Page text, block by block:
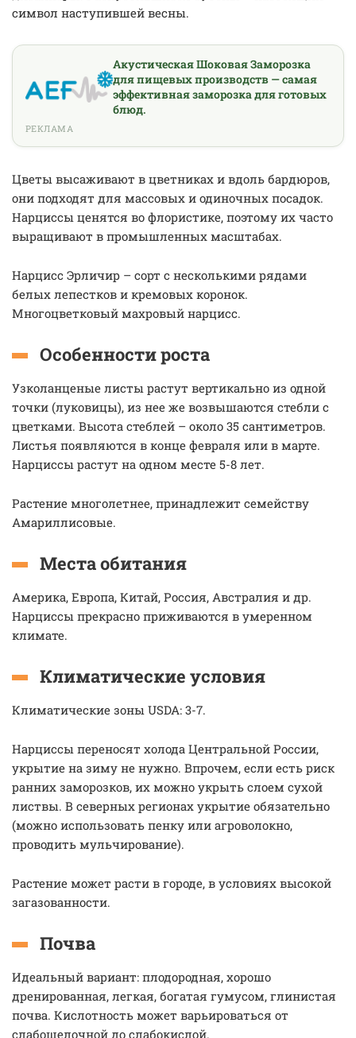
символ наступившей весны.
Акустическая Шоковая Заморозка
для пищевых производств — самая
эффективная заморозка для готовых
блюд.
РЕКЛАМА
Цветы высаживают в цветниках и вдоль бардюров,
они подходят для массовых и одиночных посадок.
Нарциссы ценятся во флористике, поэтому их часто
выращивают в промышленных масштабах.
Нарцисс Эрличир – сорт с несколькими рядами
белых лепестков и кремовых коронок.
Многоцветковый махровый нарцисс.
Особенности роста
Узколанценые листы растут вертикально из одной
точки (луковицы), из нее же возвышаются стебли с
цветками. Высота стеблей – около 35 сантиметров.
Листья появляются в конце февраля или в марте.
Нарциссы растут на одном месте 5-8 лет.
Растение многолетнее, принадлежит семейству
Амариллисовые.
Места обитания
Америка, Европа, Китай, Россия, Австралия и др.
Нарциссы прекрасно приживаются в умеренном
климате.
Климатические условия
Климатические зоны USDA: 3-7.
Нарциссы переносят холода Центральной России,
укрытие на зиму не нужно. Впрочем, если есть риск
ранних заморозков, их можно укрыть слоем сухой
листвы. В северных регионах укрытие обязательно
(можно использовать пенку или агроволокно,
проводить мульчирование).
Растение может расти в городе, в условиях высокой
загазованности.
Почва
Идеальный вариант: плодородная, хорошо
дренированная, легкая, богатая гумусом, глинистая
почва. Кислотность может варьироваться от
слабощелочной до слабокислой.